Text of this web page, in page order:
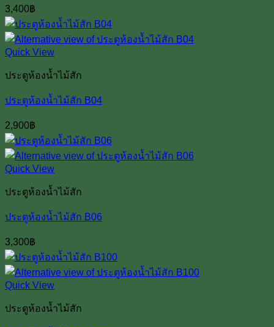
3,400฿
Quick View
ประตูห้องน้ำไม้สัก
ประตูห้องน้ำไม้สัก B04
2,900฿
Quick View
ประตูห้องน้ำไม้สัก
ประตูห้องน้ำไม้สัก B06
3,300฿
Quick View
ประตูห้องน้ำไม้สัก